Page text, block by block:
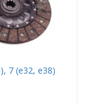
7 (е32, е38)